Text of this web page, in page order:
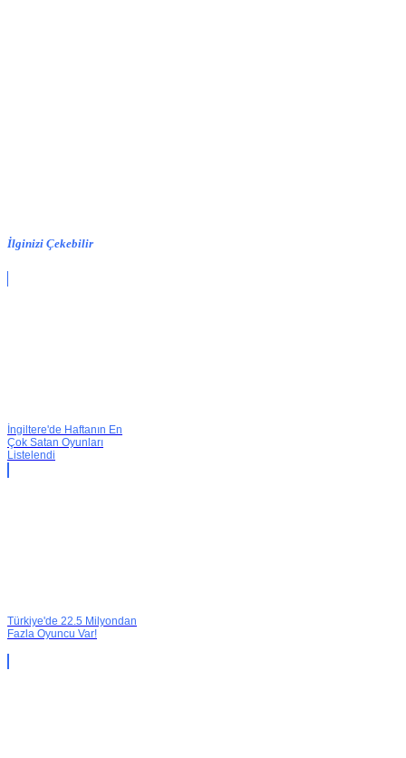
İlginizi Çekebilir
İngiltere'de Haftanın En
Çok Satan Oyunları
Listelendi
Türkiye'de 22.5 Milyondan
Fazla Oyuncu Var!